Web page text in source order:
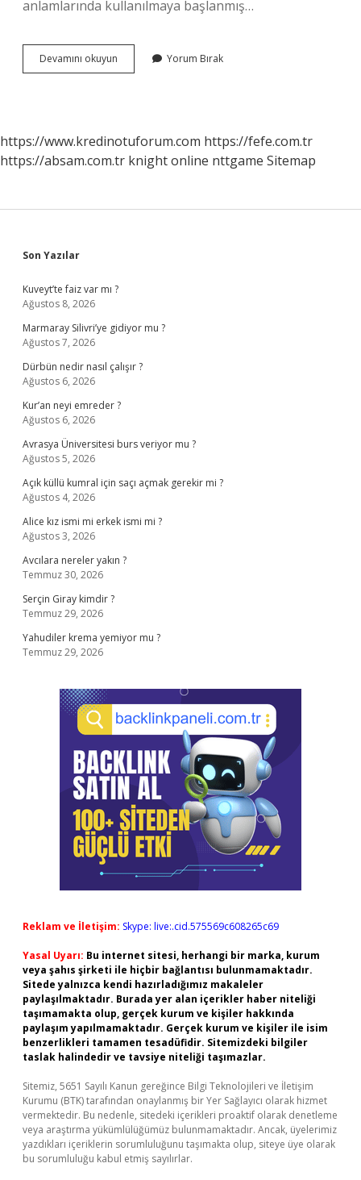
anlamlarında kullanılmaya başlanmış…
Devamını okuyun
Kul
Yorum Bırak
https://www.kredinotuforum.com https://fefe.com.tr
https://absam.com.tr knight online nttgame Sitemap
Sidebar
Son Yazılar
Kuveyt’te faiz var mı ?
Ağustos 8, 2026
Marmaray Silivri’ye gidiyor mu ?
Ağustos 7, 2026
Dürbün nedir nasıl çalışır ?
Ağustos 6, 2026
Kur’an neyi emreder ?
Ağustos 6, 2026
Avrasya Üniversitesi burs veriyor mu ?
Ağustos 5, 2026
Açık küllü kumral için saçı açmak gerekir mi ?
Ağustos 4, 2026
Alice kız ismi mi erkek ismi mi ?
Ağustos 3, 2026
Avcılara nereler yakın ?
Temmuz 30, 2026
Serçin Giray kimdir ?
Temmuz 29, 2026
Yahudiler krema yemiyor mu ?
Temmuz 29, 2026
Reklam ve İletişim: Skype: live:.cid.575569c608265c69
Yasal Uyarı: Bu internet sitesi, herhangi bir marka, kurum
veya şahıs şirketi ile hiçbir bağlantısı bulunmamaktadır.
Sitede yalnızca kendi hazırladığımız makaleler
paylaşılmaktadır. Burada yer alan içerikler haber niteliği
taşımamakta olup, gerçek kurum ve kişiler hakkında
paylaşım yapılmamaktadır. Gerçek kurum ve kişiler ile isim
benzerlikleri tamamen tesadüfidir. Sitemizdeki bilgiler
taslak halindedir ve tavsiye niteliği taşımazlar.
Sitemiz, 5651 Sayılı Kanun gereğince Bilgi Teknolojileri ve İletişim
Kurumu (BTK) tarafından onaylanmış bir Yer Sağlayıcı olarak hizmet
vermektedir. Bu nedenle, sitedeki içerikleri proaktif olarak denetleme
veya araştırma yükümlülüğümüz bulunmamaktadır. Ancak, üyelerimiz
yazdıkları içeriklerin sorumluluğunu taşımakta olup, siteye üye olarak
bu sorumluluğu kabul etmiş sayılırlar.